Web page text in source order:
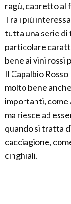
ragù, capretto al
Tra i più
tutta una serie di
particolare
bene ai vini rossi
Il Capalbio
molto bene
importanti, come
ma riesce ad
quando si tratta
cacciagione,
cinghiali.